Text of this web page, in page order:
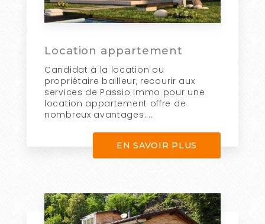
Location appartement
Candidat à la location ou
propriétaire bailleur, recourir aux
services de Passio Immo pour une
location appartement offre de
nombreux avantages....
EN SAVOIR PLUS